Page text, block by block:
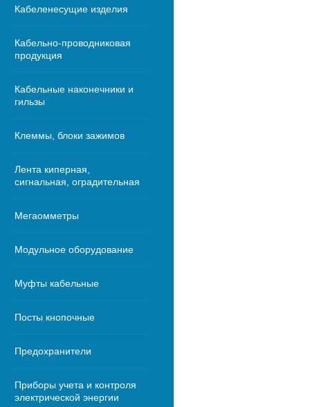
Кабеленесущие изделия
Кабельно-проводниковая
продукция
Кабельные наконечники и
гильзы
Клеммы, блоки зажимов
Лента киперная,
сигнальная, оградительная
Мегаомметры
Модульное оборудование
Муфты кабельные
Посты кнопочные
Предохранители
Приборы учета и контроля
электрической энергии